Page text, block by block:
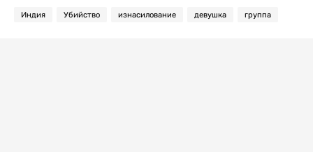
Индия Убийство изнасилование девушка группа